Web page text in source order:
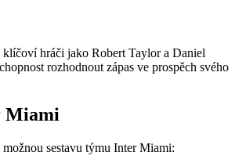
hráči jako Robert Taylor a Daniel
rozhodnout zápas ve prospěch svého
Miami
sestavu týmu Inter Miami: